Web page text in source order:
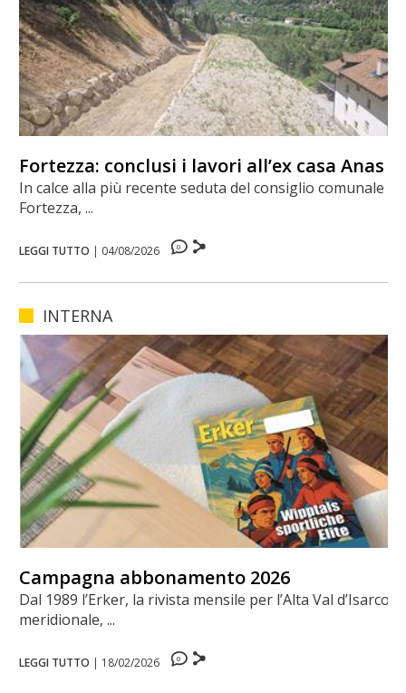
Fortezza: conclusi i lavori all’ex casa Anas
In calce alla più recente seduta del consiglio comunale di
Fortezza, ...
LEGGI TUTTO | 04/08/2026 0
INTERNA
Campagna abbonamento 2026
Dal 1989 l’Erker, la rivista mensile per l’Alta Val d’Isarco
meridionale, ...
LEGGI TUTTO | 18/02/2026 0